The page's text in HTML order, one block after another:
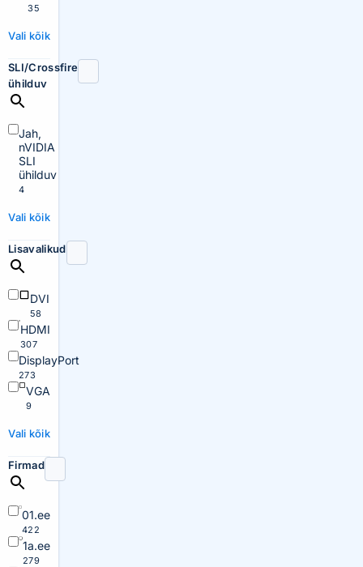
35
Vali kõik
SLI/Crossfire
ühilduv
Jah,
nVIDIA
SLI
ühilduv
4
Vali kõik
Lisavalikud
DVI
58
HDMI
307
DisplayPort
273
VGA
9
Vali kõik
Firmad
01.ee
422
1a.ee
279